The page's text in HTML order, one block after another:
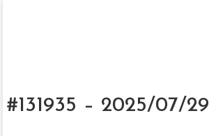
#131935 – 2025/07/29